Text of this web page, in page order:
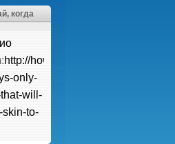
когда
http://howfacecare.com/how-
only-
will-
skin-to-